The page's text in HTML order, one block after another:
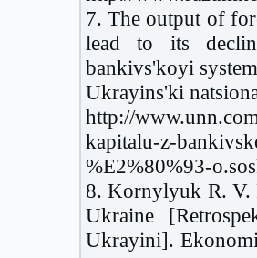
7. The output of
lead to its
bankivs'koyi
Ukrayins'ki
http://
kapitalu-z-
%E2%80%93-
8. Kornylyuk R. V.
Ukraine
Ukrayini].